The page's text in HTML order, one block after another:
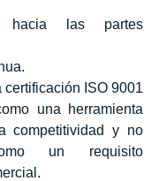
hacia las partes
certificación ISO 9001
una herramienta
competitividad y no
un requisito